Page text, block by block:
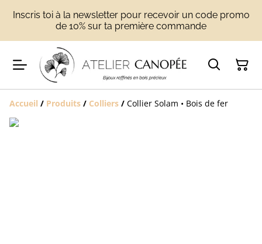
Inscris toi à la newsletter pour recevoir un code promo
de 10% sur ta première commande
Accueil / Produits / Colliers / Collier Solam • Bois de fer